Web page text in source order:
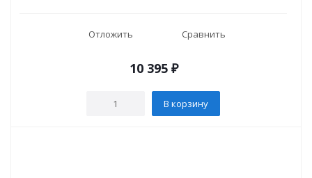
Отложить Сравнить
10 395₽
В корзину